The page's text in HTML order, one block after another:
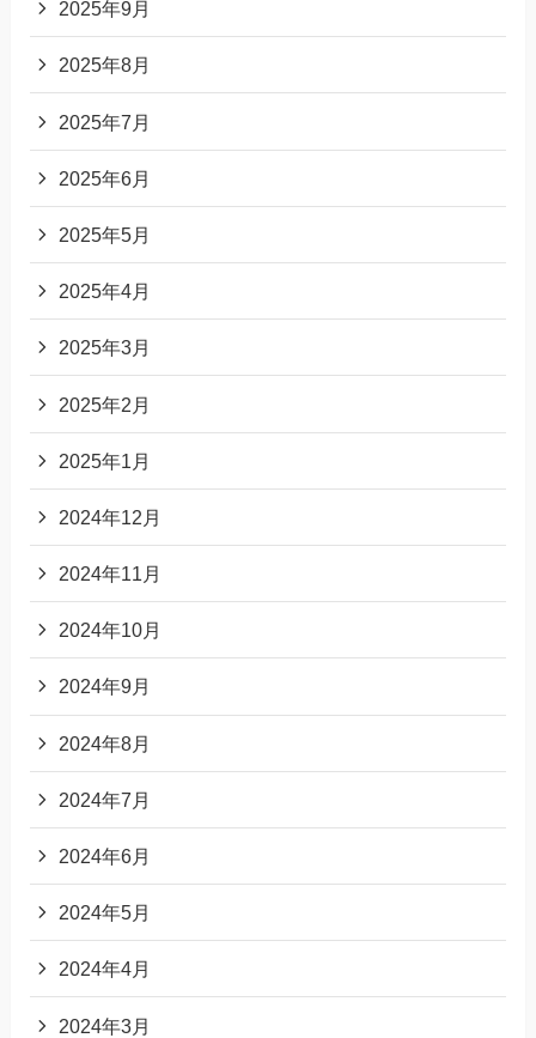
2025年9月
2025年8月
2025年7月
2025年6月
2025年5月
2025年4月
2025年3月
2025年2月
2025年1月
2024年12月
2024年11月
2024年10月
2024年9月
2024年8月
2024年7月
2024年6月
2024年5月
2024年4月
2024年3月